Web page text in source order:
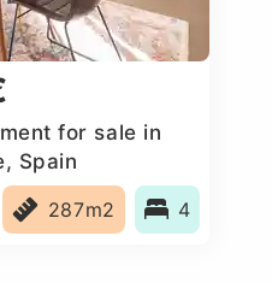
for sale in
Spain
287m2 4